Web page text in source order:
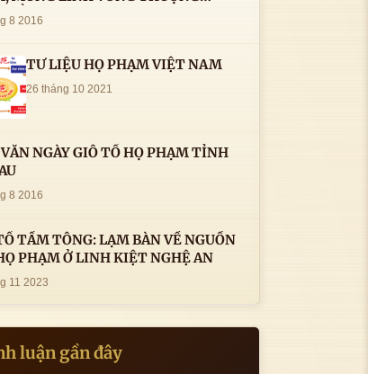
TỔ HỌ PHẠM AN VỊ TAI CÀ MAU- (
8 2016
TƯ LIỆU HỌ PHẠM VIỆT NAM
26 tháng 10 2021
NGÀY GIỖ TỔ HỌ PHẠM TỈNH
8 2016
TẦM TÔNG: LẠM BÀN VỀ NGUỒN
PHẠM Ở LINH KIỆT NGHỆ AN
11 2023
luận gần đây